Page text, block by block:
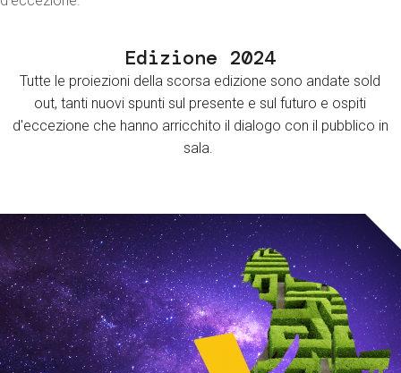
Edizione 2024
Tutte le proiezioni della scorsa edizione sono andate sold
out, tanti nuovi spunti sul presente e sul futuro e ospiti
d'eccezione che hanno arricchito il dialogo con il pubblico in
sala.